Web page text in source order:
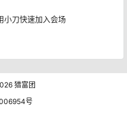
小刀快速加入会场
猎富团
号